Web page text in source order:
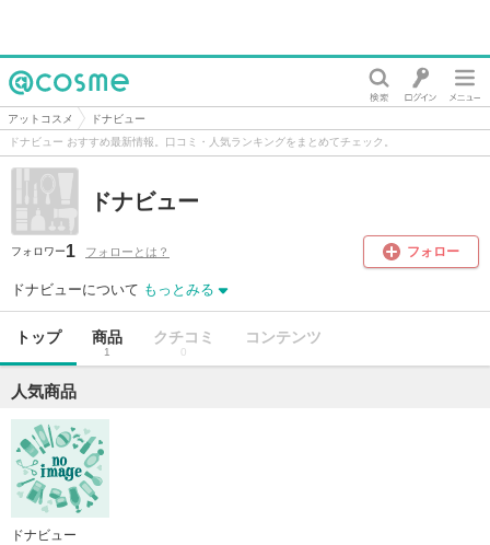
@cosme
アットコスメ
ドナビュー
ドナビュー おすすめ最新情報。口コミ・人気ランキングをまとめてチェック。
ドナビュー
フォロワー1 フォローとは？ フォロー
ドナビューについて もっとみる
トップ 商品
1
クチコミ
0
コンテンツ
人気商品
ドナビュー